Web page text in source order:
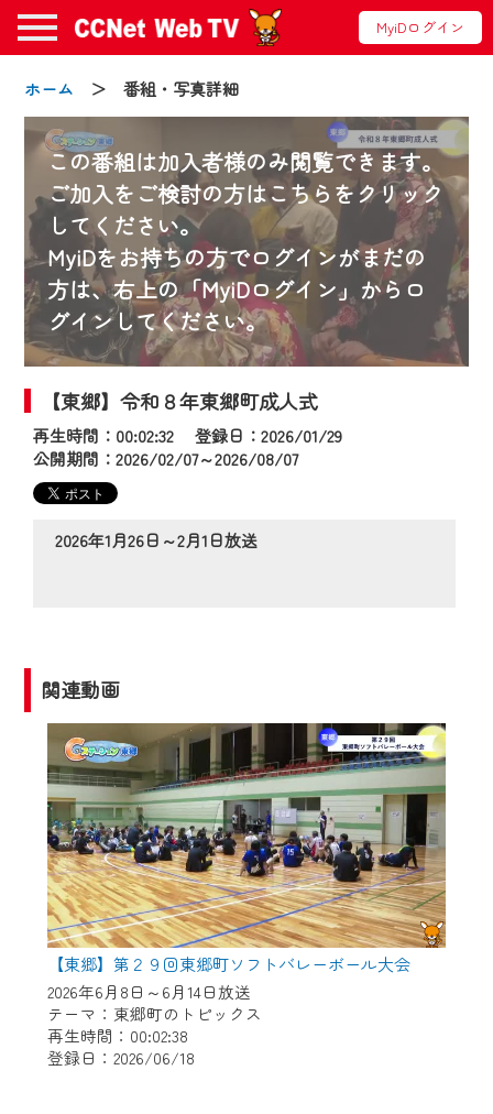
MyiDログイン
ホーム ＞ 番組・写真詳細
この番組は加入者様のみ閲覧できます。
ご加入をご検討の方はこちらをクリック
してください。
MyiDをお持ちの方でログインがまだの
方は、右上の「MyiDログイン」からロ
グインしてください。
【東郷】令和８年東郷町成人式
再生時間：00:02:32 登録日：2026/01/29
公開期間：2026/02/07～2026/08/07
2026年1月26日～2月1日放送
関連動画
【東郷】第２９回東郷町ソフトバレーボール大会
2026年6月8日～6月14日放送
テーマ：東郷町のトピックス
再生時間：00:02:38
登録日：2026/06/18
お知らせ
2024/09/02
動画配信サービス『CCNet Web TV』は2024
年9月24日からリニューアルします！
【変更点】
◆デザイン変更により、お住まいの地域
の動画コンテンツが一目瞭然。
◆当社アプリやＰＣブラウザから、いつ
でも・どこでも・外出先でも！
2024年9月24日からはご加入者様へのサー
ビス向上のため、
『CCNet Web TV』を利用いただくには、
一部コンテンツを除き、
CCNetサービスへの加入と『CCNetマイ
ページ※』へのログインが必要となりま
す。
何卒、ご理解ご了承の程よろしくお願い
いたします。
※マイページへのログインには、MyIDが必
要となります。
※MyIDとは、CCNet Web TVを含むCCNetの
各種サービスをご利用頂くためのIDです。